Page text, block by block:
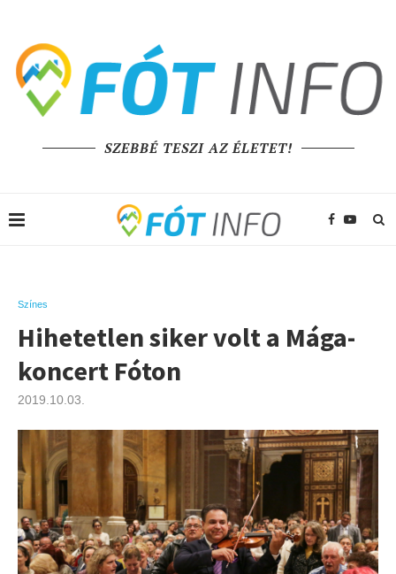
SZEBBÉ TESZI AZ ÉLETET!
Színes
Hihetetlen siker volt a Mága-
koncert Fóton
2019.10.03.